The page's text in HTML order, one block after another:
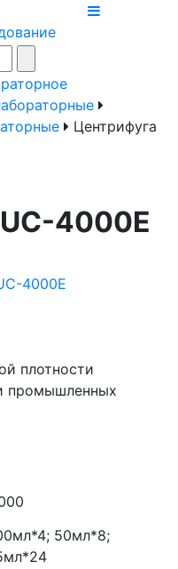
Центрифуга
4000Е
плотности
промышленных
50мл*8;